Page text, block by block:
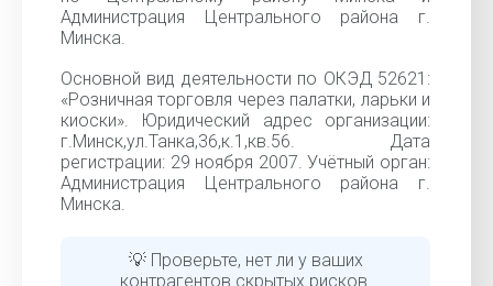
Администрация Центрального района г.
Минска.
Основной вид деятельности по ОКЭД 52621:
«Розничная торговля через палатки, ларьки и
киоски». Юридический адрес организации:
г.Минск,ул.Танка,36,к.1,кв.56. Дата
регистрации: 29 ноября 2007. Учётный орган:
Администрация Центрального района г.
Минска.
💡 Проверьте, нет ли у ваших
контрагентов скрытых рисков.